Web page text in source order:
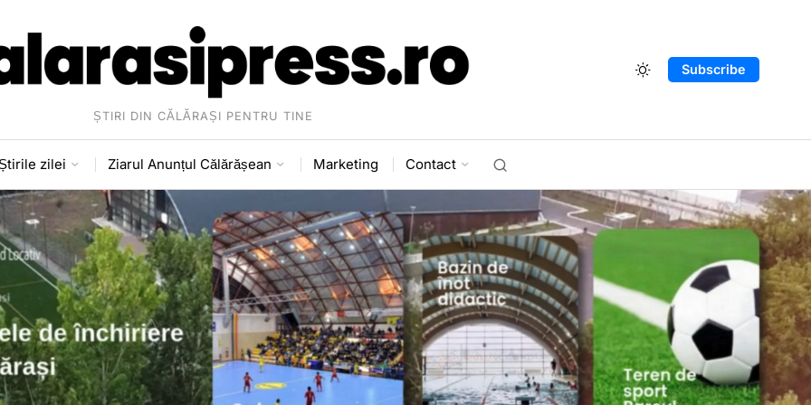
ȘTIRI DIN CĂLĂRAȘI PENTRU TINE
Subscribe
zilei Ziarul Anunțul Călărășean Marketing Contact